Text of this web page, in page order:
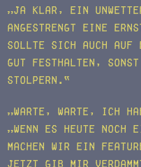
„Ja klar, ein
angestrengt eine
sollte sich auch auf
gut festhalten, sonst
stolpern.“
„Warte, warte, ich
„wenn es heute noch
machen wir ein
jetzt gib mir